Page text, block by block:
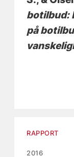
botilbud:
på
RAPPORT
2016